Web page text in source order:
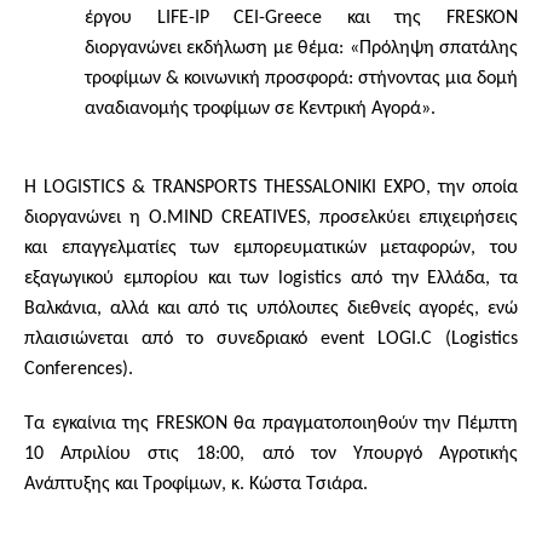
έργου LIFE-IP CEI-Greece και της FRESKON
διοργανώνει εκδήλωση με θέμα: «Πρόληψη σπατάλης
τροφίμων & κοινωνική προσφορά: στήνοντας μια δομή
αναδιανομής τροφίμων σε Κεντρική Αγορά».
Η LOGISTICS & TRANSPORTS THESSALONIKI EXPO, την οποία
διοργανώνει η O.MIND CREATIVES, προσελκύει επιχειρήσεις
και επαγγελματίες των εμπορευματικών μεταφορών, του
εξαγωγικού εμπορίου και των logistics από την Ελλάδα, τα
Βαλκάνια, αλλά και από τις υπόλοιπες διεθνείς αγορές, ενώ
πλαισιώνεται από το συνεδριακό event LOGI.C (Logistics
Conferences).
Τα εγκαίνια της FRESKON θα πραγματοποιηθούν την Πέμπτη
10 Απριλίου στις 18:00, από τον Υπουργό Αγροτικής
Ανάπτυξης και Τροφίμων, κ. Κώστα Τσιάρα.